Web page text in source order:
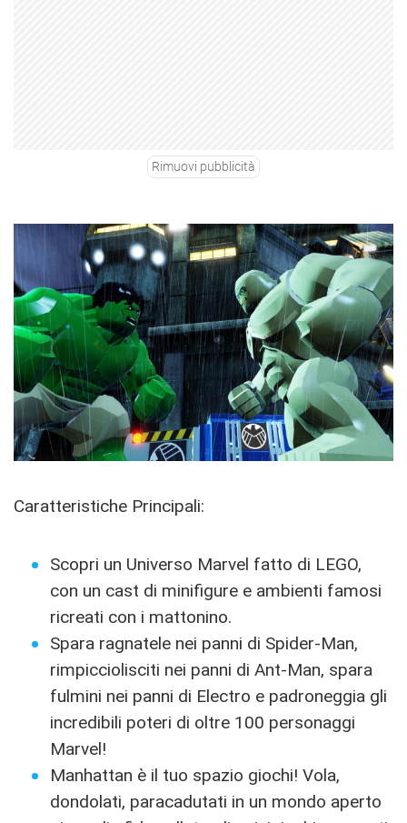
Rimuovi pubblicità
Caratteristiche Principali:
Scopri un Universo Marvel fatto di LEGO,
con un cast di minifigure e ambienti famosi
ricreati con i mattonino.
Spara ragnatele nei panni di Spider-Man,
rimpicciolisciti nei panni di Ant-Man, spara
fulmini nei panni di Electro e padroneggia gli
incredibili poteri di oltre 100 personaggi
Marvel!
Manhattan è il tuo spazio giochi! Vola,
dondolati, paracadutati in un mondo aperto